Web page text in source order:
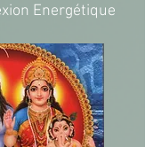
Energétique